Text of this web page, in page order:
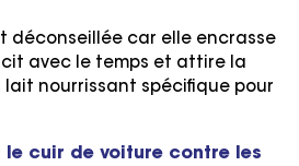
déconseillée car elle encrasse
avec le temps et attire la
lait nourrissant spécifique pour
le cuir de voiture contre les